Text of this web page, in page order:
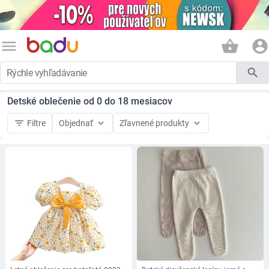
menu shopping_basket account_circle
search
Detské oblečenie od 0 do 18 mesiacov
filter_list Filtre Objednať keyboard_arrow_down Zľavnené produkty keyboard_arrow_down